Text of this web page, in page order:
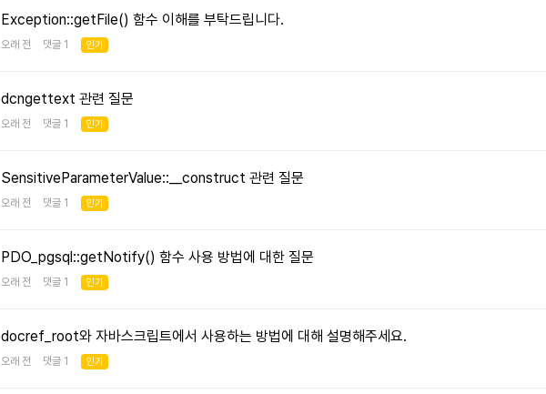
Exception::getFile() 함수 이해를 부탁드립니다.
오래 전 댓글 1 인기
dcngettext 관련 질문
오래 전 댓글 1 인기
SensitiveParameterValue::__construct 관련 질문
오래 전 댓글 1 인기
PDO_pgsql::getNotify() 함수 사용 방법에 대한 질문
오래 전 댓글 1 인기
docref_root와 자바스크립트에서 사용하는 방법에 대해 설명해주세요.
오래 전 댓글 1 인기